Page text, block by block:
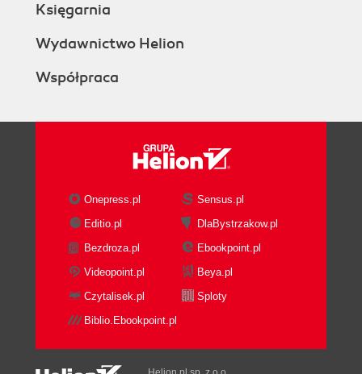
Księgarnia
Wydawnictwo Helion
Współpraca
Onepress.pl
Sensus.pl
Editio.pl
DlaBystrzakow.pl
Bezdroza.pl
Ebookpoint.pl
Videopoint.pl
Beya.pl
Czytalisek.pl
Sploty
Biblio.Ebookpoint.pl